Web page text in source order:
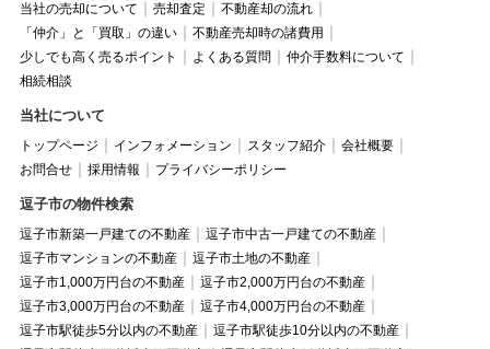
当社の売却について 売却査定
不動産却の流れ
「仲介」と「買取」の違い
不動産売却時の諸費用
少しでも高く売るポイント
よくある質問
仲介手数料について
相続相談
当社について
トップページ インフォメーション スタッフ紹介
会社概要
お問合せ
採用情報 プライバシーポリシー
逗子市の物件検索
逗子市新築一戸建ての不動産
逗子市中古一戸建ての不動産
逗子市マンションの不動産
逗子市土地の不動産
逗子市1,000万円台の不動産
逗子市2,000万円台の不動産
逗子市3,000万円台の不動産
逗子市4,000万円台の不動産
逗子市駅徒歩5分以内の不動産
逗子市駅徒歩10分以内の不動産